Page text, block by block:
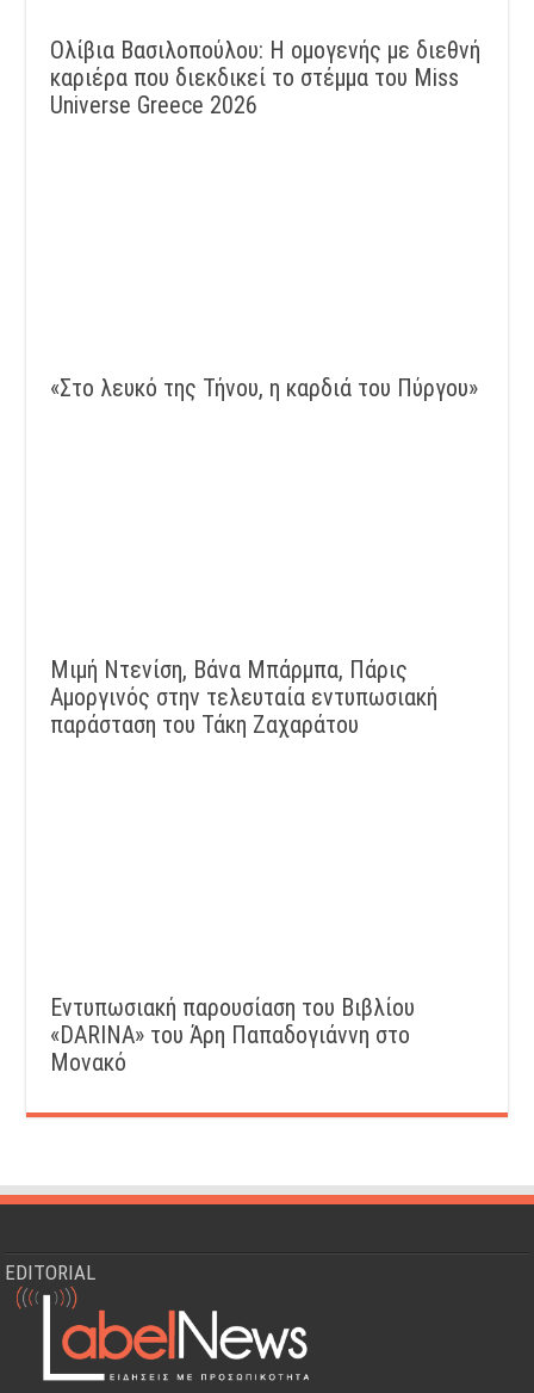
Ολίβια Βασιλοπούλου: Η ομογενής με διεθνή
καριέρα που διεκδικεί το στέμμα του Miss
Universe Greece 2026
«Στο λευκό της Τήνου, η καρδιά του Πύργου»
Μιμή Ντενίση, Βάνα Μπάρμπα, Πάρις
Αμοργινός στην τελευταία εντυπωσιακή
παράσταση του Τάκη Ζαχαράτου
Εντυπωσιακή παρουσίαση του Βιβλίου
«DARINA» του Άρη Παπαδογιάννη στο
Μονακό
EDITORIAL